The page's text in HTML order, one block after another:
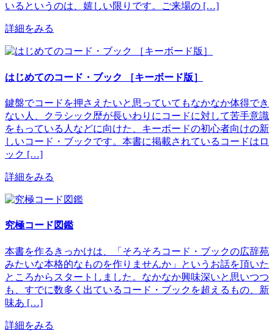
いるというのは、嬉しい限りです。ご来場の […]
詳細をみる
はじめてのコード・ブック ［キーボード版］
鍵盤でコードを押さえたいと思っていてもなかなか体得でき
ない人、クラシック歴が長いわりにコードに対して苦手意識
をもっている人などに向けた、キーボードの初心者向けの新
しいコード・ブックです。本書に掲載されているコードはロ
ック […]
詳細をみる
究極コード図鑑
本書を作るきっかけは、「そろそろコード・ブックの広辞苑
みたいな本格的なものを作りませんか」というお話を頂いた
ところからスタートしました。なかなか興味深いと思いつつ
も、すでに数多く出ているコード・ブックを超えるもの、新
味あ […]
詳細をみる